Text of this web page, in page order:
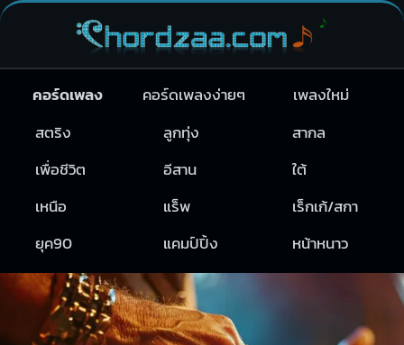
คอร์ดเพลง คอร์ดเพลงง่ายๆ
เพลงใหม่
สตริง
ลูกทุ่ง
สากล
เพื่อชีวิต
อีสาน
ใต้
เหนือ
แร็พ
เร็กเก้/สกา
ยุค90
แคมป์ปิ้ง หน้าหนาว